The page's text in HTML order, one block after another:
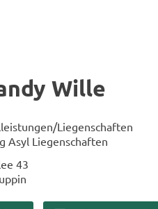
Wille
Lie­gen­schaf­ten
Asyl Lie­gen­schaf­ten
43